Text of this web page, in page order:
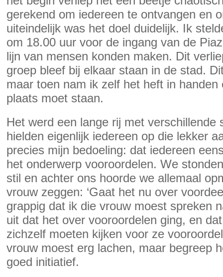
gerekend om iedereen te ontvangen en
uiteindelijk was het doel duidelijk. Ik
om 18.00 uur voor de ingang van de
lijn van mensen konden maken. Dit
groep bleef bij elkaar staan in de stad.
maar toen nam ik zelf het heft in handen
plaats moet staan.
Het werd een lange rij met verschillende
hielden eigenlijk iedereen op die lekker
precies mijn bedoeling: dat iedereen
het onderwerp vooroordelen. We
stil en achter ons hoorde we allemaal
vrouw zeggen: ‘Gaat het nu over
grappig dat ik die vrouw moest spreken
uit dat het over vooroordelen ging, en
zichzelf moeten kijken voor ze
vrouw moest erg lachen, maar begreep
goed initiatief.